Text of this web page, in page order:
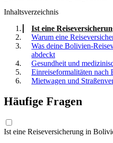
Inhaltsverzeichnis
Ist eine
Warum eine
Was deine Bolivien-
abdeckt
Gesundheit und
Einreiseformalitäten nach
Mietwagen und
Häufige Fragen
Ist eine Reiseversicherung in